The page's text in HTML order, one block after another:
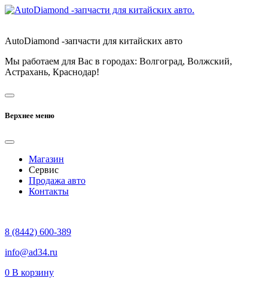
AutoDiamond -запчасти для китайских авто
Мы работаем для Вас в городах: Волгоград, Волжский,
Астрахань, Краснодар!
Верхнее меню
Магазин
Сервис
Продажа авто
Контакты
8 (8442) 600-389
info@ad34.ru
0 В корзину